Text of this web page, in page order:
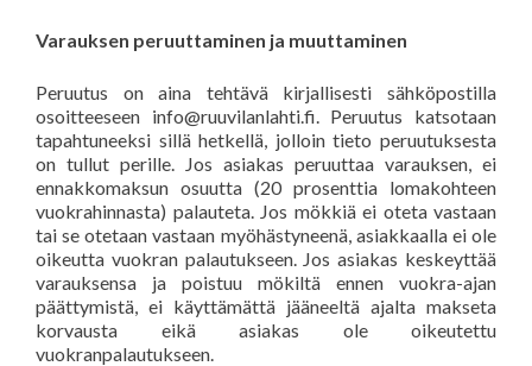
Varauksen peruuttaminen ja muuttaminen
Peruutus on aina tehtävä kirjallisesti sähköpostilla
osoitteeseen info@ruuvilanlahti.fi. Peruutus katsotaan
tapahtuneeksi sillä hetkellä, jolloin tieto peruutuksesta
on tullut perille. Jos asiakas peruuttaa varauksen, ei
ennakkomaksun osuutta (20 prosenttia lomakohteen
vuokrahinnasta) palauteta. Jos mökkiä ei oteta vastaan
tai se otetaan vastaan myöhästyneenä, asiakkaalla ei ole
oikeutta vuokran palautukseen. Jos asiakas keskeyttää
varauksensa ja poistuu mökiltä ennen vuokra-ajan
päättymistä, ei käyttämättä jääneeltä ajalta makseta
korvausta eikä asiakas ole oikeutettu
vuokranpalautukseen.